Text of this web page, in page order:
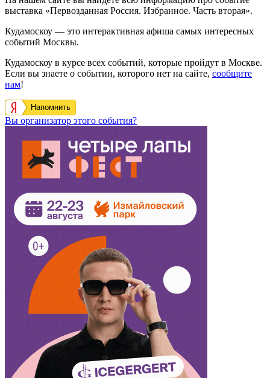
выставка «Первозданная Россия. Избранное. Часть вторая».
Кудамоскоу — это интерактивная афиша самых интересных
событий Москвы.
Кудамоскоу в курсе всех событий, которые пройдут в Москве.
Если вы знаете о событии, которого нет на сайте, сообщите
нам!
Напомнить
Вы организатор этого события?